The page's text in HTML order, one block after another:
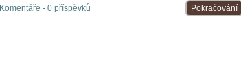
Pokračování
Komentáře - 0 příspěvků